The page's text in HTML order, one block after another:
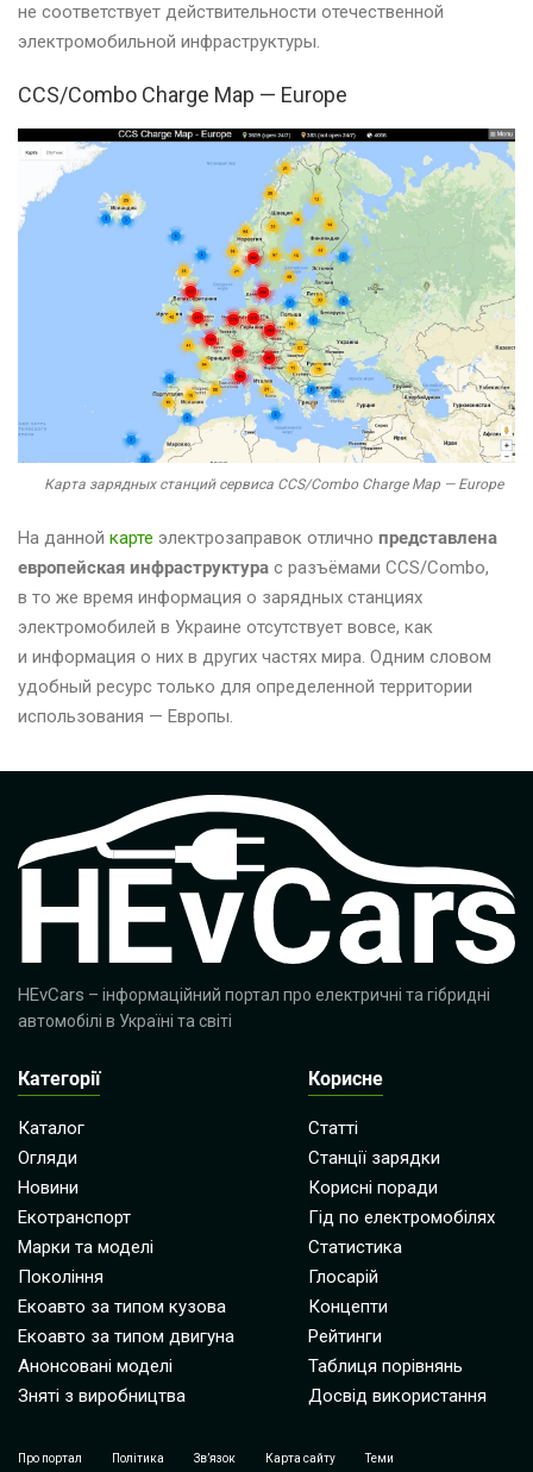
не соответствует действительности отечественной
электромобильной инфраструктуры.
CCS/Combo Charge Map — Europe
Карта зарядных станций сервиса CCS/Combo Charge Map — Europe
На данной карте электрозаправок отлично представлена
европейская инфраструктура с разъёмами CCS/Combo,
в то же время информация о зарядных станциях
электромобилей в Украине отсутствует вовсе, как
и информация о них в других частях мира. Одним словом
удобный ресурс только для определенной территории
использования — Европы.
HEvCars – інформаційний портал про електричні та гібридні
автомобілі в Україні та світі
Категорії
Каталог
Огляди
Новини
Екотранспорт
Марки та моделі
Покоління
Екоавто за типом кузова
Екоавто за типом двигуна
Анонсовані моделі
Зняті з виробництва
Корисне
Статті
Станції зарядки
Корисні поради
Гід по електромобілях
Статистика
Глосарій
Концепти
Рейтинги
Таблиця порівнянь
Досвід використання
Про портал Політика Зв’язок Карта сайту Теми